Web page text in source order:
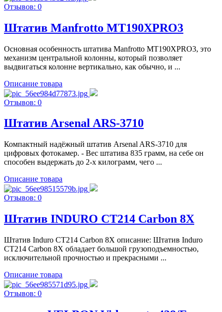
Отзывов: 0
Штатив Manfrotto MT190XPRO3
Основная особенность штатива Manfrotto MT190XPRO3, это
механизм центральной колонны, который позволяет
выдвигаться колонне вертикально, как обычно, и ...
Описание товара
Отзывов: 0
Штатив Arsenal ARS-3710
Компактный надёжный штатив Arsenal ARS-3710 для
цифровых фотокамер. - Вес штатива 835 грамм, на себе он
способен выдержать до 2-х килограмм, чего ...
Описание товара
Отзывов: 0
Штатив INDURO CT214 Carbon 8X
Штатив Induro CT214 Carbon 8X описание: Штатив Induro
CT214 Carbon 8X обладает большой грузоподъемностью,
исключительной прочностью и прекрасными ...
Описание товара
Отзывов: 0